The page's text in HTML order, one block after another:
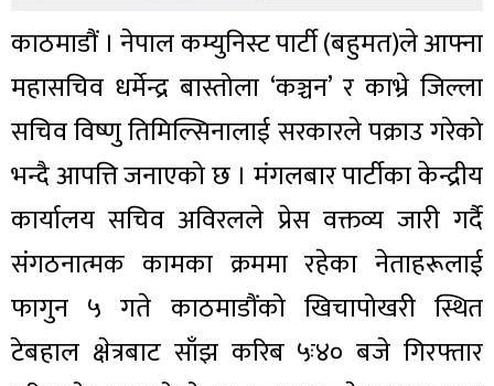
काठमाडौं । नेपाल कम्युनिस्ट पार्टी (बहुमत)ले आफ्ना
महासचिव धर्मेन्द्र बास्तोला ‘कञ्चन’ र काभ्रे जिल्ला
सचिव विष्णु तिमिल्सिनालाई सरकारले पक्राउ गरेको
भन्दै आपत्ति जनाएको छ । मंगलबार पार्टीका केन्द्रीय
कार्यालय सचिव अविरलले प्रेस वक्तव्य जारी गर्दै
संगठनात्मक कामका क्रममा रहेका नेताहरूलाई
फागुन ५ गते काठमाडौंको खिचापोखरी स्थित
टेबहाल क्षेत्रबाट साँझ करिब ५ः४० बजे गिरफ्तार